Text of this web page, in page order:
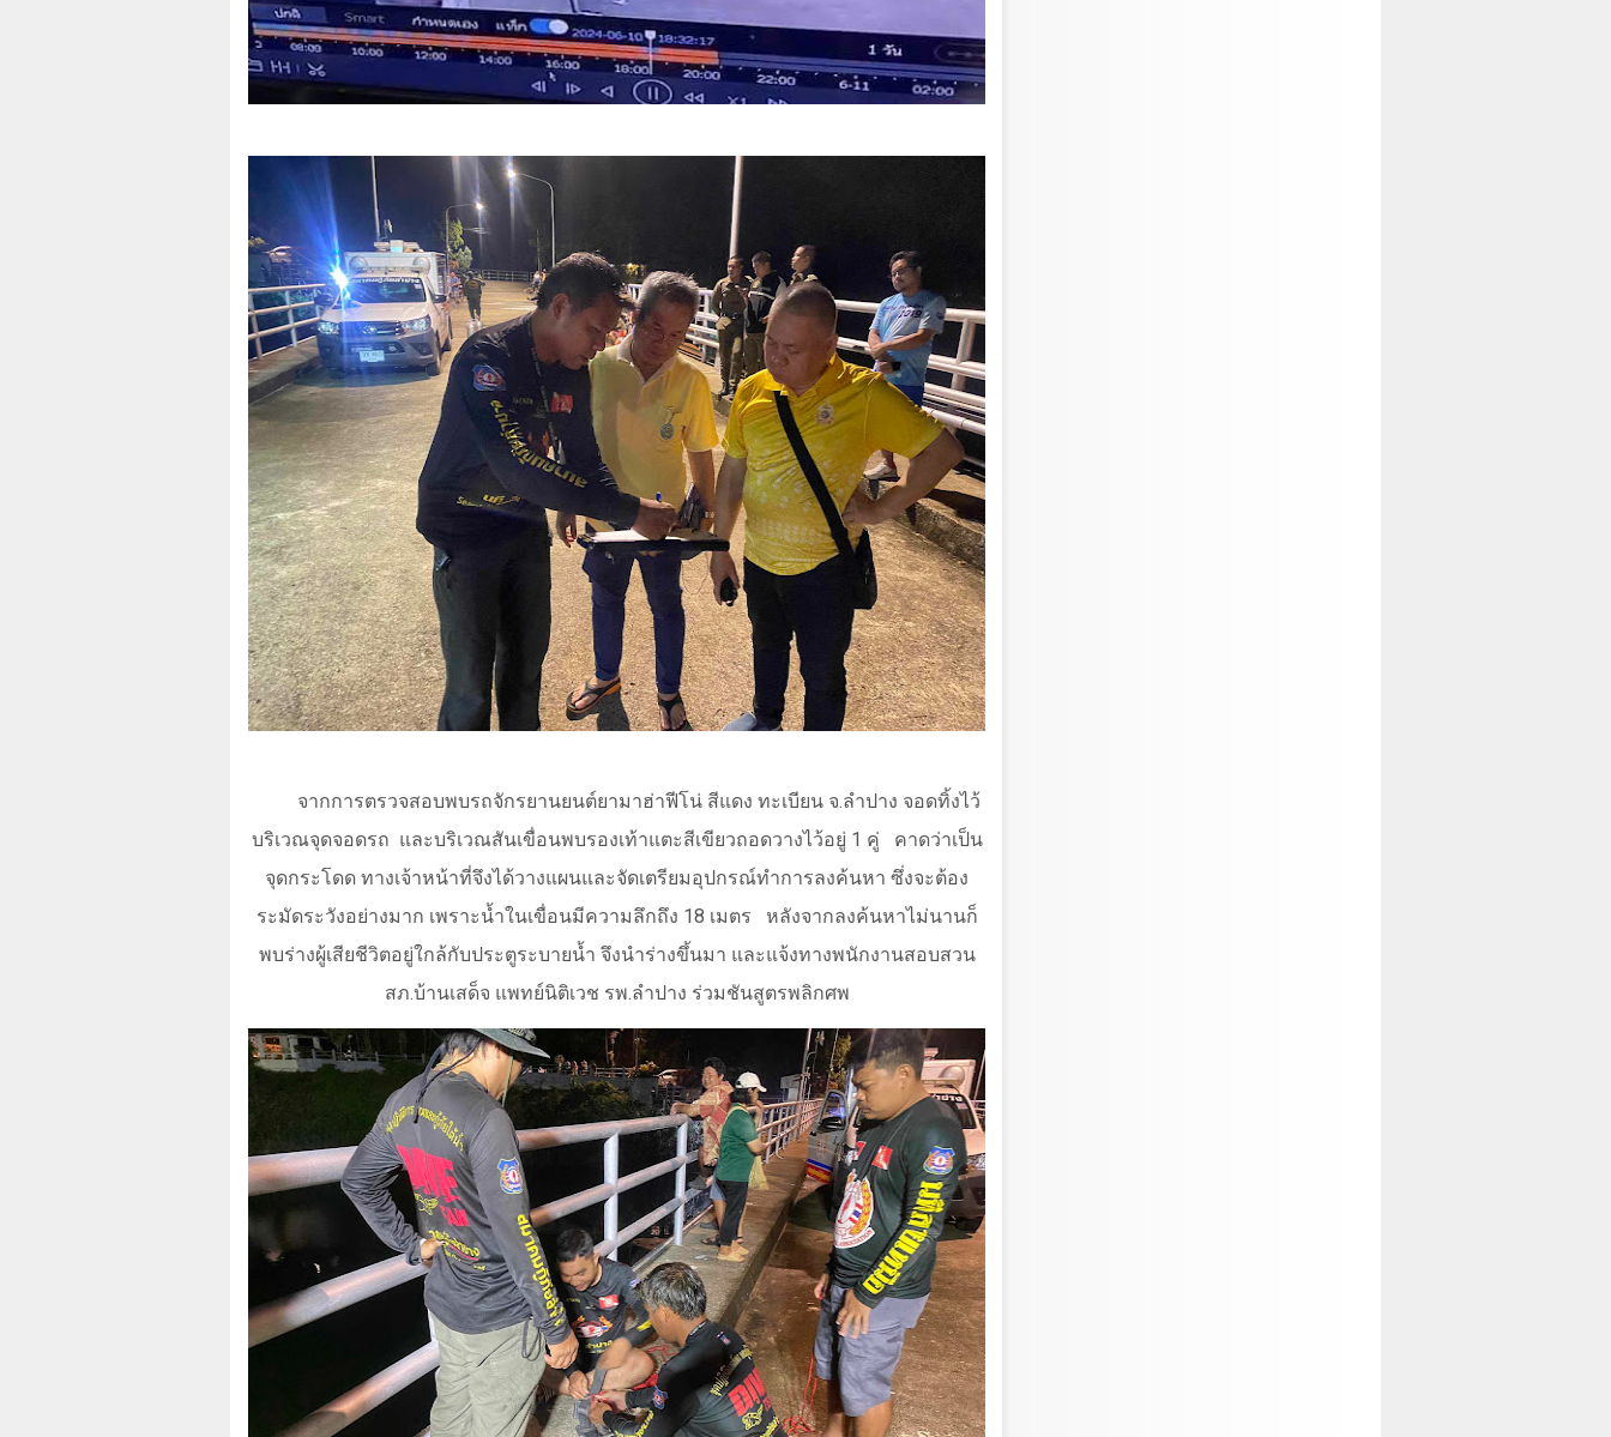
จากการตรวจสอบพบรถจักรยานยนต์ยามาฮ่าฟีโน่ สีแดง ทะเบียน จ.ลำปาง จอดทิ้งไว้
บริเวณจุดจอดรถ และบริเวณสันเขื่อนพบรองเท้าแตะสีเขียวถอดวางไว้อยู่ 1 คู่
คาดว่าเป็น
จุดกระโดด ทางเจ้าหน้าที่จึงได้วางแผนและจัดเตรียมอุปกรณ์ทำการลงค้นหา ซึ่งจะต้อง
ระมัดระวังอย่างมาก เพราะน้ำในเขื่อนมีความลึกถึง 18 เมตร
หลังจากลงค้นหาไม่นานก็
พบร่างผู้เสียชีวิตอยู่ใกล้กับประตูระบายน้ำ จึงนำร่างขึ้นมา และแจ้งทางพนักงานสอบสวน
สภ.บ้านเสด็จ แพทย์นิติเวช รพ.ลำปาง ร่วมชันสูตรพลิกศพ